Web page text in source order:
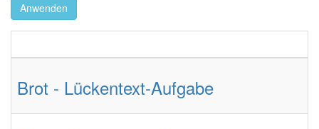
Anwenden
Brot - Lückentext-Aufgabe